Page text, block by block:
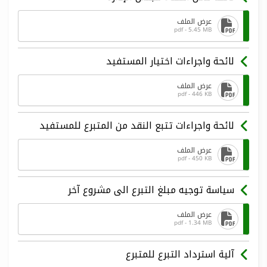
عرض الملف
pdf - 5.45 MB
لائحة واجراءات اختيار المستفيد
عرض الملف
pdf - 446 KB
لائحة واجراءات تتبع النقد من المتبرع للمستفيد
عرض الملف
pdf - 450 KB
سياسة توجيه مبلغ التبرع الى مشروع آخر
عرض الملف
pdf - 1.34 MB
آلية استرداد التبرع للمتبرع